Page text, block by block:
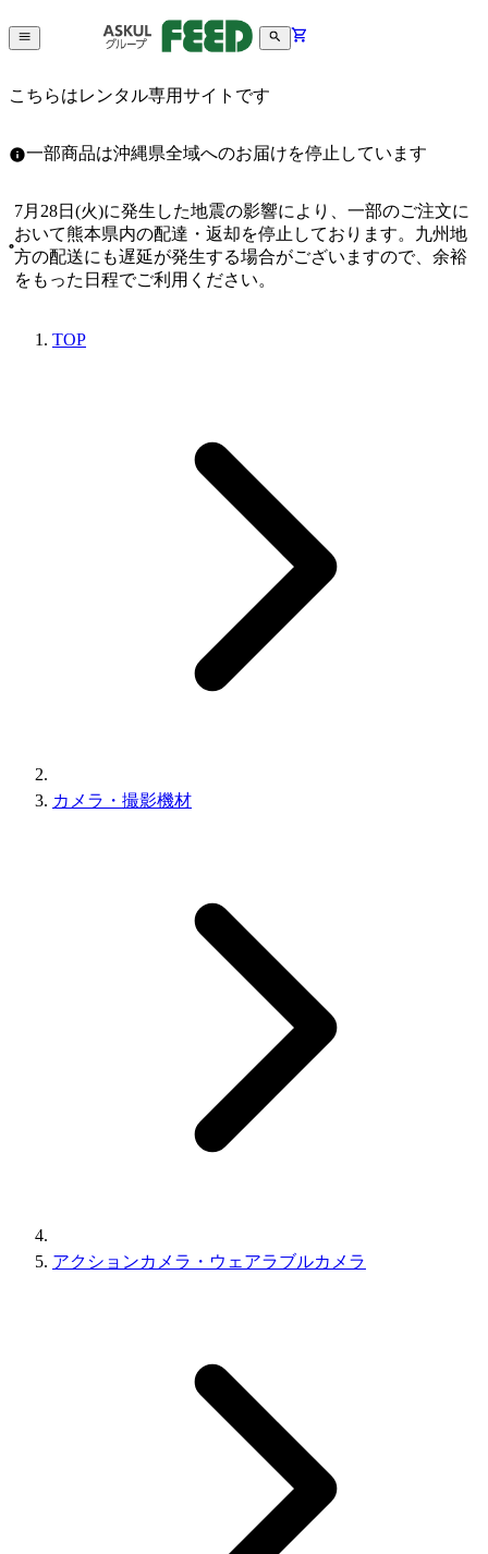
こちらはレンタル専用サイトです
一部商品は沖縄県全域へのお届けを停止しています
7月28日(火)に発生した地震の影響により、一部のご注文に
おいて熊本県内の配達・返却を停止しております。九州地
方の配送にも遅延が発生する場合がございますので、余裕
をもった日程でご利用ください。
TOP
カメラ・撮影機材
アクションカメラ・ウェアラブルカメラ